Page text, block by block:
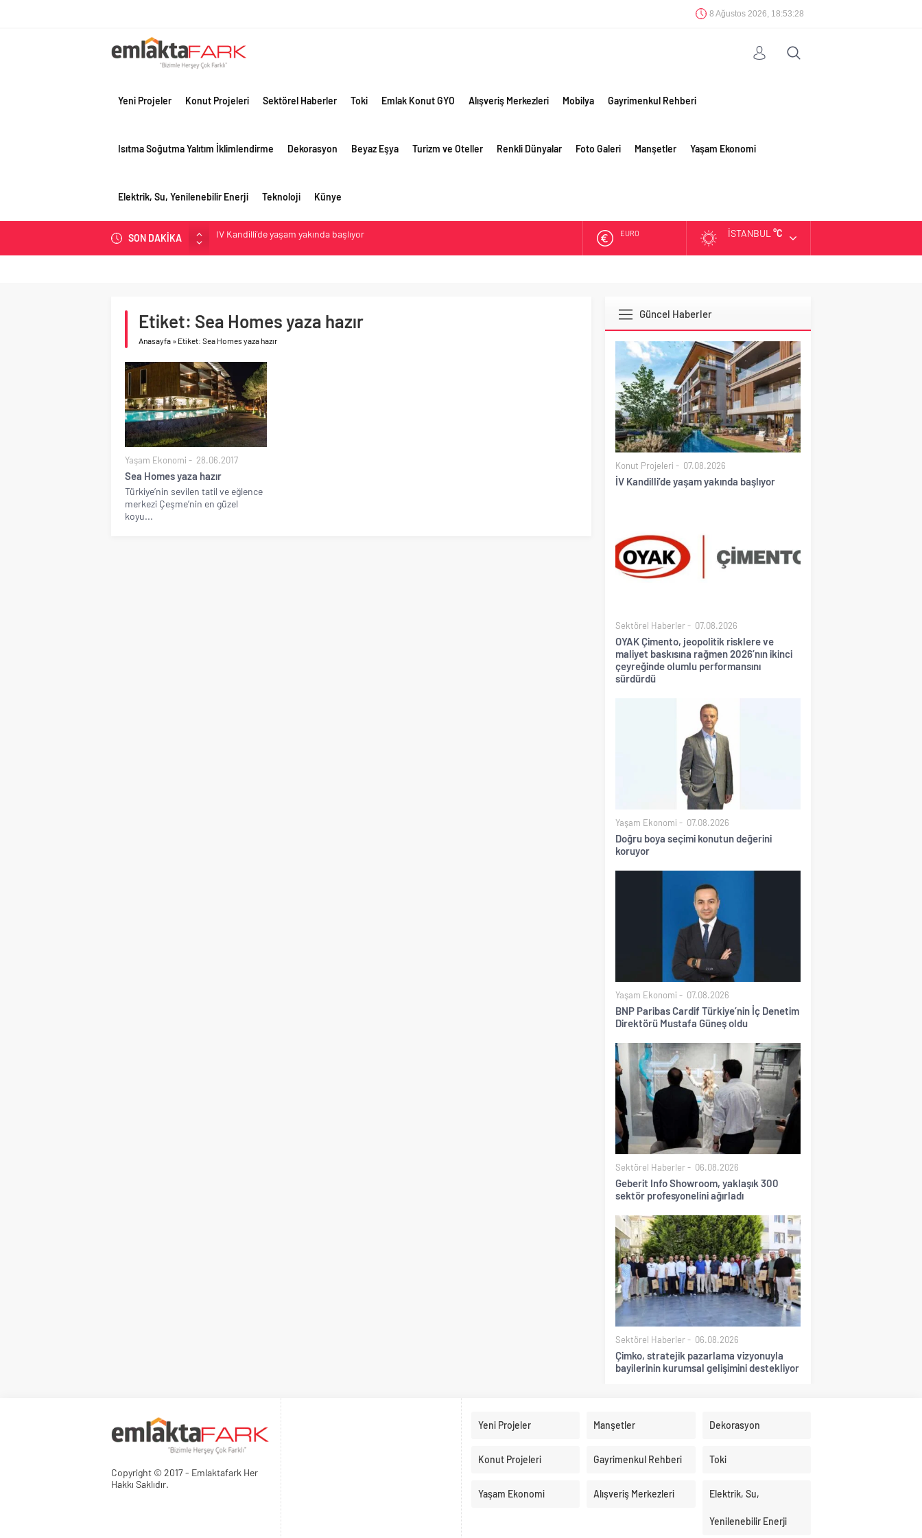
8 Ağustos 2026, 18:53:28
Yeni Projeler Konut Projeleri Sektörel Haberler Toki Emlak Konut GYO Alışveriş Merkezleri Mobilya Gayrimenkul Rehberi
Isıtma Soğutma Yalıtım İklimlendirme Dekorasyon Beyaz Eşya Turizm ve Oteller Renkli Dünyalar Foto Galeri Manşetler Yaşam Ekonomi
Elektrik, Su, Yenilenebilir Enerji Teknoloji Künye
SON DAKİKA
OYAK Çimento, jeopolitik risklere ve maliyet baskısına rağmen 2026’nın ikinci
Birleşik Arap Emirlikleri’nin ilk yüksek hızlı demiryolu projesine Kalyon İnşaat imzası
EURO İSTANBUL °C
Etiket: Sea Homes yaza hazır
Anasayfa » Etiket: Sea Homes yaza hazır
Yaşam Ekonomi 28.06.2017
Sea Homes yaza hazır
Türkiye’nin sevilen tatil ve eğlence
merkezi Çeşme’nin en güzel
koyu...
Güncel Haberler
Konut Projeleri 07.08.2026
İV Kandilli’de yaşam yakında başlıyor
Sektörel Haberler 07.08.2026
OYAK Çimento, jeopolitik risklere ve
maliyet baskısına rağmen 2026’nın ikinci
çeyreğinde olumlu performansını
sürdürdü
Yaşam Ekonomi 07.08.2026
Doğru boya seçimi konutun değerini
koruyor
Yaşam Ekonomi 07.08.2026
BNP Paribas Cardif Türkiye’nin İç Denetim
Direktörü Mustafa Güneş oldu
Sektörel Haberler 06.08.2026
Geberit Info Showroom, yaklaşık 300
sektör profesyonelini ağırladı
Sektörel Haberler 06.08.2026
Çimko, stratejik pazarlama vizyonuyla
bayilerinin kurumsal gelişimini destekliyor
Copyright © 2017 - Emlaktafark Her
Hakkı Saklıdır.
Yeni Projeler Manşetler Dekorasyon
Konut Projeleri Gayrimenkul Rehberi Toki
Yaşam Ekonomi Alışveriş Merkezleri Elektrik, Su,
Yenilenebilir Enerji